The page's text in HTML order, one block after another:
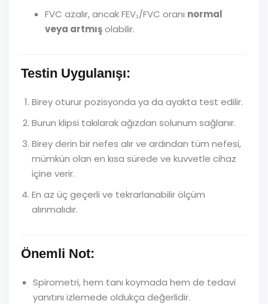
FVC azalır, ancak FEV₁/FVC oranı normal
veya artmışolabilir.
Testin Uygulanışı:
Birey oturur pozisyonda ya da ayakta test edilir.
Burun klipsi takılarak ağızdan solunum sağlanır.
Birey derin bir nefes alır ve ardından tüm nefesi,
mümkün olan en kısa sürede ve kuvvetle cihaz
içine verir.
En az üç geçerli ve tekrarlanabilir ölçüm
alınmalıdır.
Önemli Not:
Spirometri, hem tanı koymada hem de tedavi
yanıtını izlemede oldukça değerlidir.